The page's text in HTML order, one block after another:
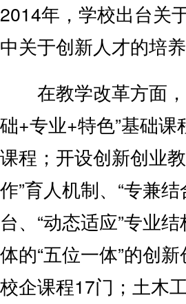
2014年，学校出台关
中关于创新人才的培养
在教学改革方面，
础+专业+特色”基础
课程；开设创新创业
作”育人机制、“专兼
台、“动态适应”专业
体的“五位一体”的创
校企课程17门；土木